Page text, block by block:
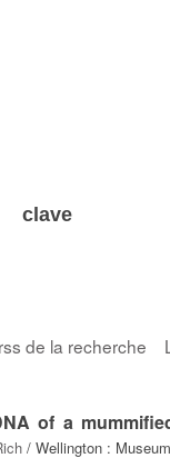
de la recherche
of a
/ Wellington :